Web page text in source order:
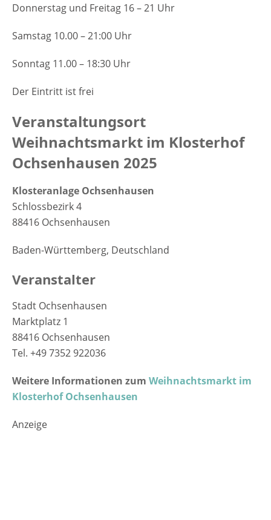
Donnerstag und Freitag 16 – 21 Uhr
Samstag 10.00 – 21:00 Uhr
Sonntag 11.00 – 18:30 Uhr
Der Eintritt ist frei
Veranstaltungsort
Weihnachtsmarkt im Klosterhof
Ochsenhausen 2025
Klosteranlage Ochsenhausen
Schlossbezirk 4
88416 Ochsenhausen
Baden-Württemberg, Deutschland
Veranstalter
Stadt Ochsenhausen
Marktplatz 1
88416 Ochsenhausen
Tel. +49 7352 922036
Weitere Informationen zum Weihnachtsmarkt im
Klosterhof Ochsenhausen
Anzeige